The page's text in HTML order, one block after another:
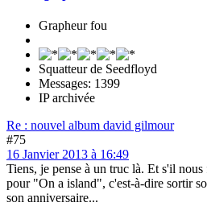
Grapheur fou
Squatteur de Seedfloyd
Messages: 1399
IP archivée
Re : nouvel album david gilmour
#75
16 Janvier 2013 à 16:49
Tiens, je pense à un truc là. Et s'il
pour "On a island", c'est-à-dire sortir
son anniversaire...